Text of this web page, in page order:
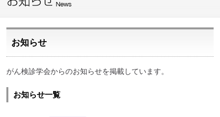
お知らせ
がん検診学会からのお知らせを掲載しています。
お知らせ一覧